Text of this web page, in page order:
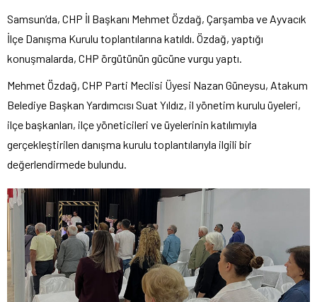
Samsun’da, CHP İl Başkanı Mehmet Özdağ, Çarşamba ve Ayvacık
İlçe Danışma Kurulu toplantılarına katıldı. Özdağ, yaptığı
konuşmalarda, CHP örgütünün gücüne vurgu yaptı.
Mehmet Özdağ, CHP Parti Meclisi Üyesi Nazan Güneysu, Atakum
Belediye Başkan Yardımcısı Suat Yıldız, il yönetim kurulu üyeleri,
ilçe başkanları, ilçe yöneticileri ve üyelerinin katılımıyla
gerçekleştirilen danışma kurulu toplantılarıyla ilgili bir
değerlendirmede bulundu.